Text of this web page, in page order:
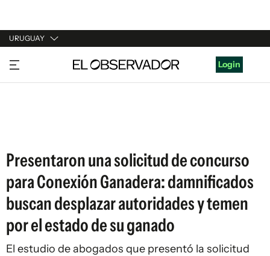
URUGUAY
URUGUAY
ARGENTINA
Login
Presentaron una solicitud de concurso
para Conexión Ganadera: damnificados
buscan desplazar autoridades y temen
por el estado de su ganado
El estudio de abogados que presentó la solicitud